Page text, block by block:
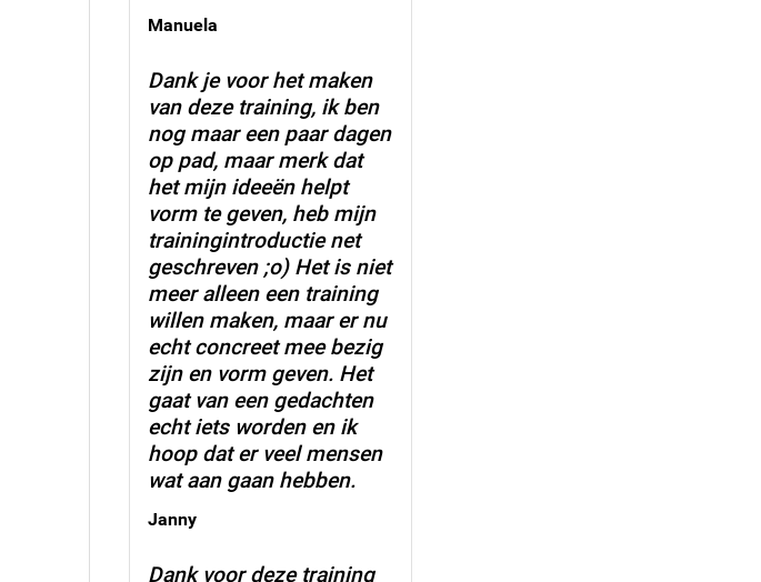
Manuela
Dank je voor het maken
van deze training, ik ben
nog maar een paar dagen
op pad, maar merk dat
het mijn ideeën helpt
vorm te geven, heb mijn
trainingintroductie net
geschreven ;o) Het is niet
meer alleen een training
willen maken, maar er nu
echt concreet mee bezig
zijn en vorm geven. Het
gaat van een gedachten
echt iets worden en ik
hoop dat er veel mensen
wat aan gaan hebben.
Janny
Dank voor deze training